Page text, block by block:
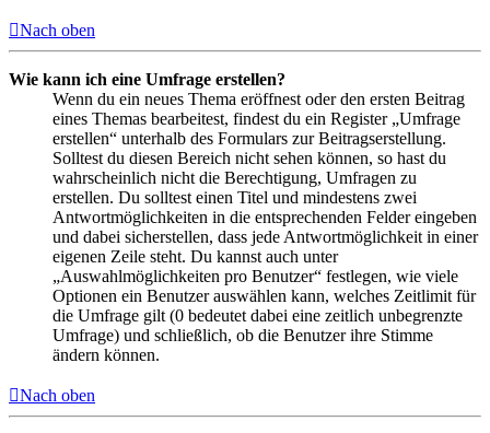
Nach oben
Wie kann ich eine Umfrage erstellen?
Wenn du ein neues Thema eröffnest oder den ersten Beitrag
eines Themas bearbeitest, findest du ein Register „Umfrage
erstellen“ unterhalb des Formulars zur Beitragserstellung.
Solltest du diesen Bereich nicht sehen können, so hast du
wahrscheinlich nicht die Berechtigung, Umfragen zu
erstellen. Du solltest einen Titel und mindestens zwei
Antwortmöglichkeiten in die entsprechenden Felder eingeben
und dabei sicherstellen, dass jede Antwortmöglichkeit in einer
eigenen Zeile steht. Du kannst auch unter
„Auswahlmöglichkeiten pro Benutzer“ festlegen, wie viele
Optionen ein Benutzer auswählen kann, welches Zeitlimit für
die Umfrage gilt (0 bedeutet dabei eine zeitlich unbegrenzte
Umfrage) und schließlich, ob die Benutzer ihre Stimme
ändern können.
Nach oben